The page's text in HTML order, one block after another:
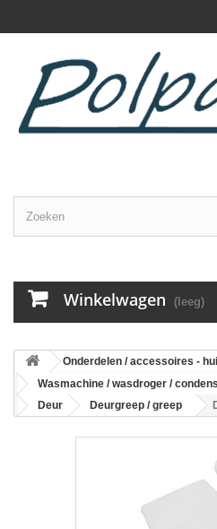
Winkelwagen (leeg)
Onderdelen / accessoires -
Wasmachine / wasdroger /
Deur
Deurgreep / greep